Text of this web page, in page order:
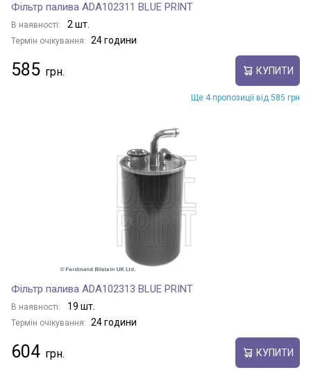
Фільтр палива ADA102311 BLUE PRINT
В наявності: 2 шт.
Термін очікування: 24 години
585 КУПИТИ
Ще 4 пропозиції від 585 грн
Фільтр палива ADA102313 BLUE PRINT
В наявності: 19 шт.
Термін очікування: 24 години
604 КУПИТИ